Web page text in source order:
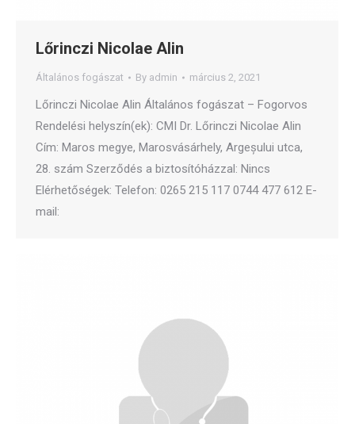
Lőrinczi Nicolae Alin
Általános fogászat By admin március 2, 2021
Lőrinczi Nicolae Alin Általános fogászat – Fogorvos
Rendelési helyszín(ek): CMI Dr. Lőrinczi Nicolae Alin
Cím: Maros megye, Marosvásárhely, Argeșului utca,
28. szám Szerződés a biztosítóházzal: Nincs
Elérhetőségek: Telefon: 0265 215 117 0744 477 612 E-
mail: